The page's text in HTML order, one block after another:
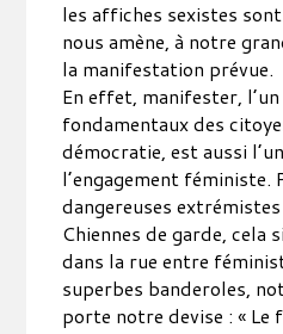
les affiches sexistes
nous amène, à notre
la manifestation prévue.
En effet, manifester,
fondamentaux des
démocratie, est aussi
l’engagement féministe.
dangereuses
Chiennes de garde, cela
dans la rue entre
superbes banderoles,
porte notre devise : « Le